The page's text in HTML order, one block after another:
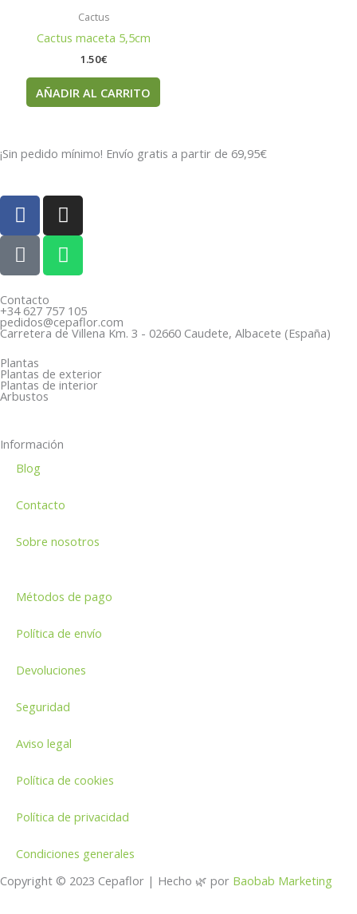
Cactus
Cactus maceta 5,5cm
1.50€
AÑADIR AL CARRITO
¡Sin pedido mínimo! Envío gratis a partir de 69,95€
F
a
c
e
b
o
o
k
I
n
s
t
a
g
r
a
m
P
h
o
n
e
-
a
l
t
W
h
a
t
s
a
p
p
Contacto
+34 627 757 105
pedidos@cepaflor.com
Carretera de Villena Km. 3 - 02660 Caudete, Albacete (España)
Plantas
Plantas de exterior
Plantas de interior
Arbustos
Información
Blog
Contacto
Sobre nosotros
Métodos de pago
Política de envío
Devoluciones
Seguridad
Aviso legal
Política de cookies
Política de privacidad
Condiciones generales
Copyright © 2023 Cepaflor | Hecho 🌿 por Baobab Marketing